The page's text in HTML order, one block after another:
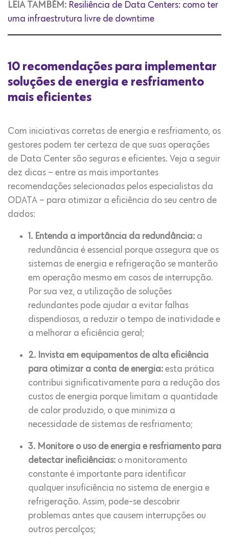
LEIA TAMBÉM: Resiliência de Data Centers: como ter
uma infraestrutura livre de downtime
10 recomendações para implementar
soluções de energia e resfriamento
mais eficientes
Com iniciativas corretas de energia e resfriamento, os
gestores podem ter certeza de que suas operações
de Data Center são seguras e eficientes. Veja a seguir
dez dicas – entre as mais importantes
recomendações selecionadas pelos especialistas da
ODATA – para otimizar a eficiência do seu centro de
dados:
1. Entenda a importância da redundância: a
redundância é essencial porque assegura que os
sistemas de energia e refrigeração se manterão
em operação mesmo em casos de interrupção.
Por sua vez, a utilização de soluções
redundantes pode ajudar a evitar falhas
dispendiosas, a reduzir o tempo de inatividade e
a melhorar a eficiência geral;
2. Invista em equipamentos de alta eficiência
para otimizar a conta de energia: esta prática
contribui significativamente para a redução dos
custos de energia porque limitam a quantidade
de calor produzido, o que minimiza a
necessidade de sistemas de resfriamento;
3. Monitore o uso de energia e resfriamento para
detectar ineficiências: o monitoramento
constante é importante para identificar
qualquer insuficiência no sistema de energia e
refrigeração. Assim, pode-se descobrir
problemas antes que causem interrupções ou
outros percalços;